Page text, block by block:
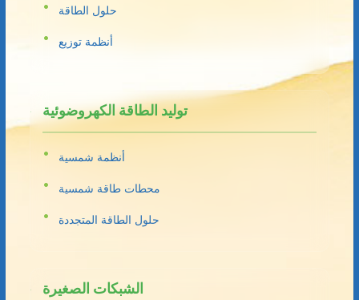
حلول الطاقة
أنظمة توزيع
توليد الطاقة الكهروضوئية
أنظمة شمسية
محطات طاقة شمسية
حلول الطاقة المتجددة
الشبكات الصغيرة